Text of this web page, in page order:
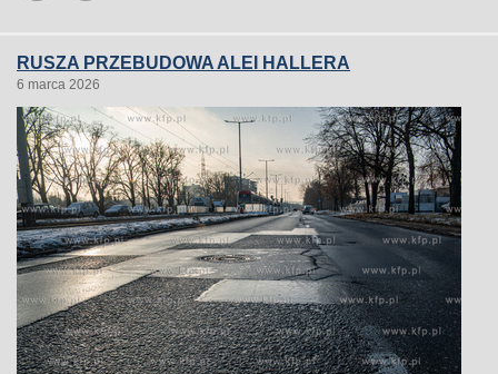
RUSZA PRZEBUDOWA ALEI HALLERA
6 marca 2026